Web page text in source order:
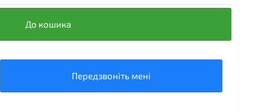
До кошика
Передзвоніть мені